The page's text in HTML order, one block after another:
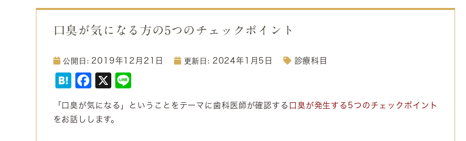
口臭が気になる方の5つのチェックポイント
2019年12月21日 2024年1月5日 診療科目
Hatena
Facebook
X
「口臭が気になる」 ということをテーマに歯科医師が確認する 口臭が発生する5つのチェックポイント
をお話しします。